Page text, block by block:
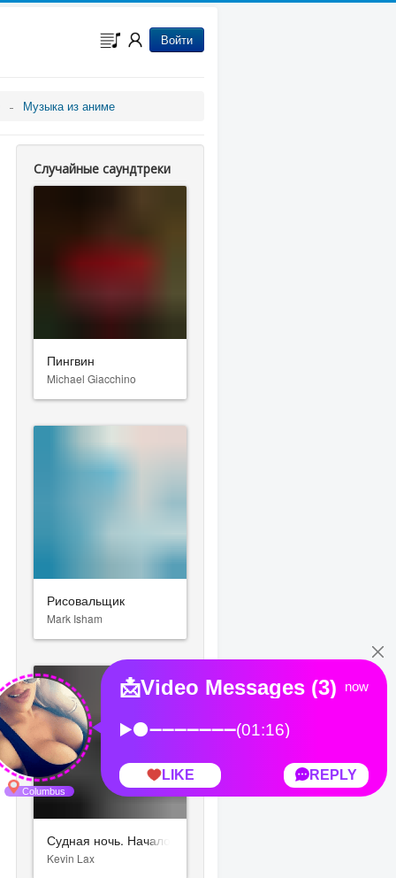
Войти
Музыка из аниме
Случайные саундтреки
Пингвин
Michael Giacchino
Рисовальщик
Mark Isham
Судная ночь. Начало
Kevin Lax